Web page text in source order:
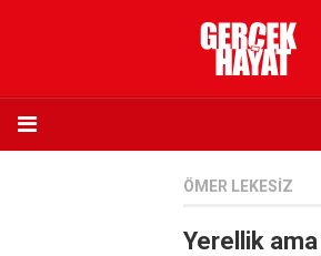
ÖMER LEKESIZ
Yerellik